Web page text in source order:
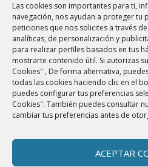
Las cookies son importantes para ti,
navegación, nos ayudan a proteger tu
peticiones que nos solicites a través
analíticas, de personalización y
para realizar perfiles basados en tus
mostrarte contenido útil. Si autorizas
Cookies" , De forma alternativa,
todas las cookies haciendo clic en el
puedes configurar tus preferencias
Cookies". También puedes consultar
cambiar tus preferencias antes de
ACEPTAR
mismas será asociada a datos
identificar al usuario.
Sin embargo, si el usuario no desea
disco duro, tiene la posibilidad de
modo que impida la instalación de
información consulte nuestra
¿Puede modificarse la política de
que revises la política de privacidad